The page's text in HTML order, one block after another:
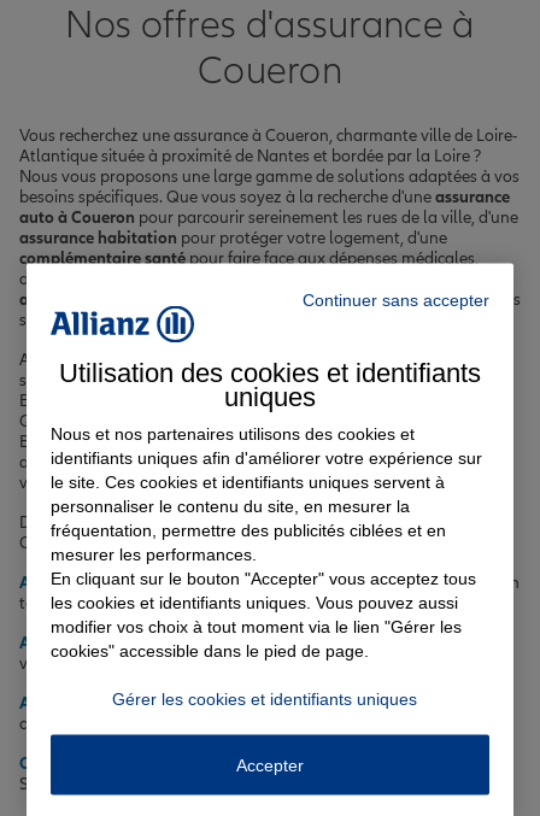
Nos offres d'assurance à
Coueron
Vous recherchez une assurance à Coueron, charmante ville de Loire-
Atlantique située à proximité de Nantes et bordée par la Loire ?
Nous vous proposons une large gamme de solutions adaptées à vos
besoins spécifiques. Que vous soyez à la recherche d'uneassurance
auto à Coueron pour parcourir sereinement les rues de la ville, d'une
assurance habitation pour protéger votre logement, d'une
complémentaire santépour faire face aux dépenses médicales,
d'une
assurance emprunteur
pour concrétiser votre projet immobilier, nous
sommes là pour vous.
Avec ses plus de 22 000 habitants, son château du XVIIIe siècle et
ses espaces naturels préservés comme le Bois de la Gagnerie ou le
Bois des Fous, Coueron offre un cadre de vie paisible et agréable.
Que vous résidiez dans le centre-ville animé, dans le quartier du
Bourg ou près du parc de la Chabossière, notre objectif est de vous
accompagner au quotidien et de vous apporter la protection dont
vous avez besoin.
Découvrez dès maintenant nos différentes offres d'assurance à
Coueron :
Assurance auto: pour assurer votre véhicule et vos déplacements en
toute tranquillité
Assurance habitation: pour protéger votre logement, vos biens et
votre responsabilité civile
Assurance prêt immobilier: pour sécuriser votre emprunt et
concrétiser votre projet immobilier sereinement
Complémentaire santé
: pour compléter les remboursements de la
Sécurité sociale et faire face aux frais de santé
Continuer sans accepter
Utilisation des cookies et identifiants
uniques
Nous et nos partenaires utilisons des cookies et
identifiants uniques afin d'améliorer votre expérience sur
le site. Ces cookies et identifiants uniques servent à
personnaliser le contenu du site, en mesurer la
fréquentation, permettre des publicités ciblées et en
mesurer les performances.
En cliquant sur le bouton "Accepter" vous acceptez tous
les cookies et identifiants uniques. Vous pouvez aussi
modifier vos choix à tout moment via le lien "Gérer les
cookies" accessible dans le pied de page.
Gérer les cookies et identifiants uniques
Accepter